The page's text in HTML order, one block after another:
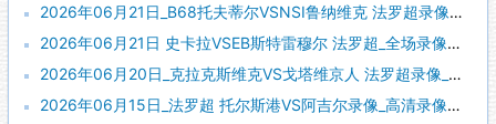
2026年06月21日_B68托夫蒂尔VSNSI鲁纳维克 法罗超录像_全场录像【视频集锦】
2026年06月21日 史卡拉VSEB斯特雷穆尔 法罗超_全场录像【视频集锦】
2026年06月20日_克拉克斯维克VS戈塔维京人 法罗超录像_全场录像【高清回放】
2026年06月15日_法罗超 托尔斯港VS阿吉尔录像_高清录像【全场回放】